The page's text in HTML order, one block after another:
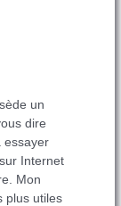
un
dire
essayer
Internet
Mon
plus utiles